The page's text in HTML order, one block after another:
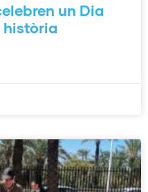
un Dia
història